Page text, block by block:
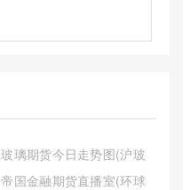
玻璃期货今日走势图(沪玻
帝国金融期货直播室(环球